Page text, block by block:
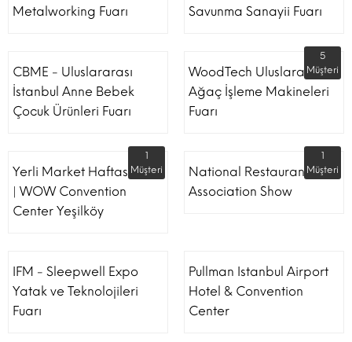
Metalworking Fuarı
Savunma Sanayii Fuarı
CBME - Uluslararası
İstanbul Anne Bebek
Çocuk Ürünleri Fuarı
WoodTech Uluslararası
Ağaç İşleme Makineleri
Fuarı
5
Müşteri
Yerli Market Haftası Fuarı
| WOW Convention
Center Yeşilköy
1
Müşteri
National Restaurant
Association Show
1
Müşteri
IFM - Sleepwell Expo
Yatak ve Teknolojileri
Fuarı
Pullman Istanbul Airport
Hotel & Convention
Center